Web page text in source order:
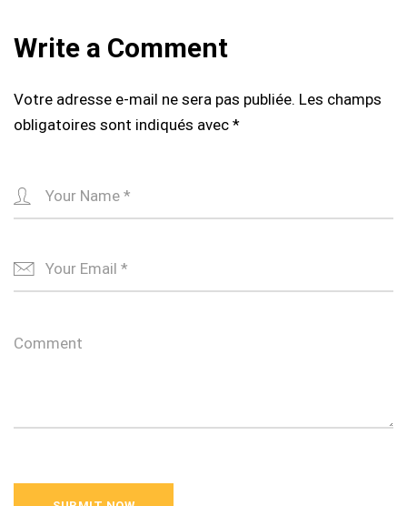
Write a Comment
Votre adresse e-mail ne sera pas publiée. Les champs
obligatoires sont indiqués avec *